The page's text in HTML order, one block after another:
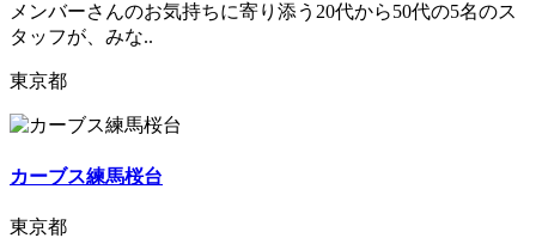
メンバーさんのお気持ちに寄り添う20代から50代の5名のス
タッフが、みな..
東京都
カーブス練馬桜台
東京都